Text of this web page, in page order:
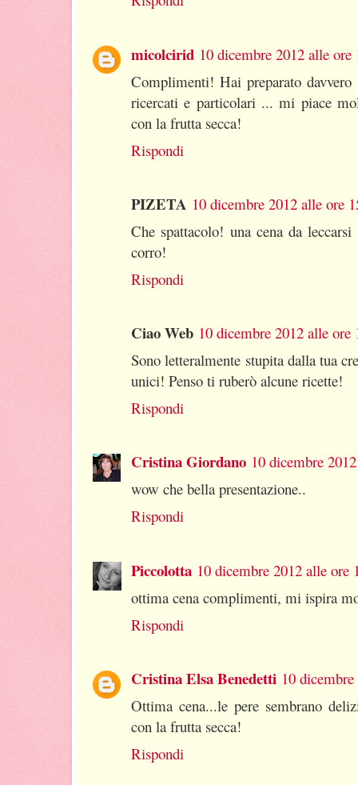
micolcirid 10 dicembre 2012 alle ore
Complimenti! Hai preparato davvero
ricercati e particolari ... mi piace
con la frutta secca!
Rispondi
PIZETA 10 dicembre 2012 alle ore
Che spattacolo! una cena da
corro!
Rispondi
Ciao Web 10 dicembre 2012 alle ore
Sono letteralmente stupita dalla tua
unici! Penso ti ruberò alcune ricette!
Rispondi
Cristina Giordano 10 dicembre
wow che bella presentazione..
Rispondi
Piccolotta 10 dicembre 2012 alle ore
ottima cena complimenti, mi ispira
Rispondi
Cristina Elsa Benedetti 10
Ottima cena...le pere sembrano
con la frutta secca!
Rispondi